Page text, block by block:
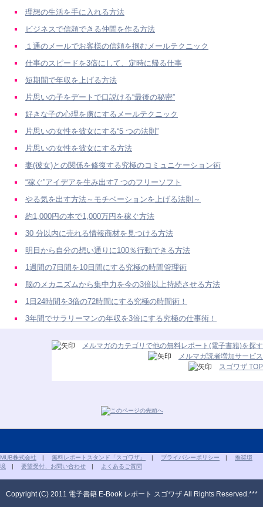
理想の生活を手に入れる方法
ビジネスで信頼できる仲間を作る方法
１通のメールでお客様の信頼を掴むメールテクニック
仕事のスピードを3倍にして、定時に帰る仕事
短期間で年収を上げる方法
片思いの子をデートで口説ける“最後の秘密”
好きな子の心理を虜にするメールテクニック
片思いの女性を彼女にする“5 つの法則”
片思いの女性を彼女にする方法
妻(彼女)との関係を修復する究極のコミュニケーション術
“稼ぐ”アイデアを生み出す7 つのフリーソフト
やる気を出す方法～モチベーションを上げる法則～
約1,000円の本で1,000万円を稼ぐ方法
30 分以内に売れる情報商材を見つける方法
明日から自分の想い通りに100％行動できる方法
1週間の7日間を10日間にする究極の時間管理術
脳のメカニズムから集中力を今の3倍以上持続させる方法
1日24時間を3倍の72時間にする究極の時間術！
3年間でサラリーマンの年収を3倍にする究極の仕事術！
メルマガのカテゴリで他の無料レポート(電子書籍)を探す
メルマガ読者増加サービス
スゴワザ TOP
MUB株式会社 | 無料レポートスタンド「スゴワザ」 | プライバシーポリシー | 推奨環
境 | 要望受付、お問い合わせ | よくあるご質問
Copyright (C) 2011 電子書籍 E-Book レポート スゴワザ All Rights Reserved.***